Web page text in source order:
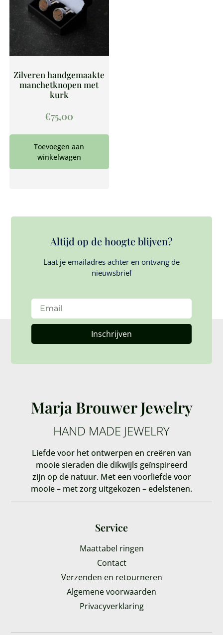
Zilveren handgemaakte
manchetknopen met
kurk
€75,00
Toevoegen aan
winkelwagen
Altijd op de hoogte blijven?
Laat je emailadres achter en ontvang de
nieuwsbrief
Inschrijven
Marja Brouwer Jewelry
HAND MADE JEWELRY
Liefde voor het ontwerpen en creëren van
mooie sieraden die dikwijls geïnspireerd
zijn op de natuur. Met een voorliefde voor
mooie – met zorg uitgekozen – edelstenen.
Service
Maattabel ringen
Contact
Verzenden en retourneren
Algemene voorwaarden
Privacyverklaring